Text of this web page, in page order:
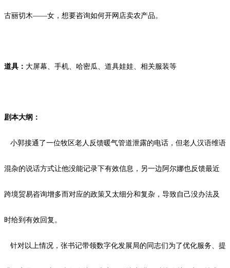
古丽切木——女，想要咨询如何开网店卖农产品。
道具： 大屏幕、手机、哈密瓜、道具娃娃、相关服装等
剧本大纲：
小郭接通了一位牧区老人反馈暖气管道泄露的电话，但老人汉语维语
混杂的说话方式让他没能记录下有效信息，另一边阿尔娜也反馈最近
跨境贸易咨询增多而对应的政策又太细分和复杂，导致自己没办法及
时给到有效回复。
针对以上情况，张书记带领数字化发展局的同志们为了优化服务、提